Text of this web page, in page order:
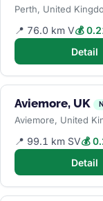
Perth, United
📍 76.0 km V💰
Detail
Aviemore, UK
Aviemore, United
📍 99.1 km SV💰
Detail